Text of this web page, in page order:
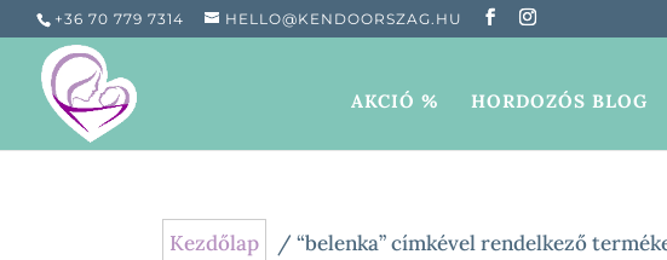
+36 70 779 7314 HELLO@KENDOORSZAG.HU
AKCIÓ % HORDOZÓS BLOG
Kezdőlap / “belenka” címkével rendelkező